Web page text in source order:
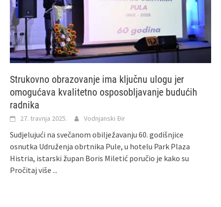
Strukovno obrazovanje ima ključnu ulogu jer
omogućava kvalitetno osposobljavanje budućih
radnika
27. travnja 2025. Vodnjanski Đir
Sudjelujući na svečanom obilježavanju 60. godišnjice
osnutka Udruženja obrtnika Pule, u hotelu Park Plaza
Histria, istarski župan Boris Miletić poručio je kako su
Pročitaj više ...